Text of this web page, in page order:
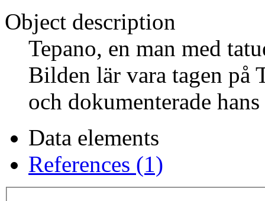
Object description
Tepano, en man med
Bilden lär vara tagen på
och dokumenterade
Data elements
References (1)